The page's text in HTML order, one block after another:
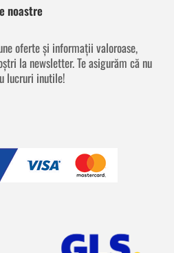
noastre
oferte și informații valoroase,
la newsletter. Te asigurăm că nu
lucruri inutile!